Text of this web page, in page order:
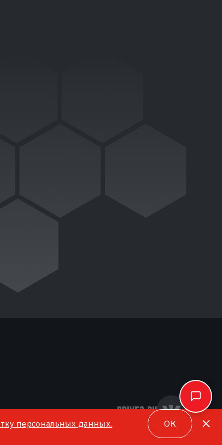
персональных данных. ОК